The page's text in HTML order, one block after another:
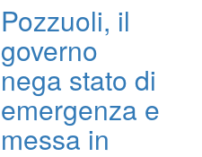
Pozzuoli, il
governo
nega stato di
emergenza e
messa in